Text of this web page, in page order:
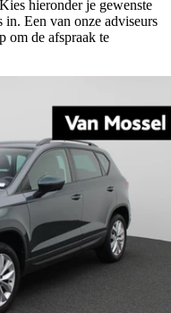
hieronder je gewenste
Een van onze adviseurs
om de afspraak te